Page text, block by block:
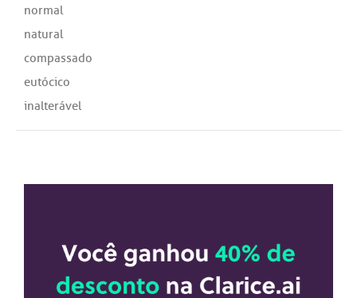
normal
natural
compassado
eutócico
inalterável